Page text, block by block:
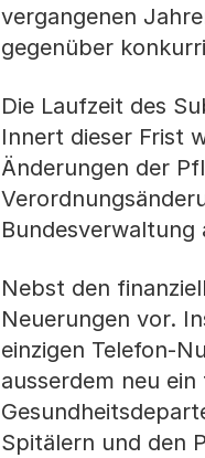
vergangenen
gegenüber
Die Laufzeit des
Innert dieser Frist
Änderungen der
Bundesverwaltung
Nebst den
Neuerungen vor.
einzigen Telefon-
ausserdem neu
Spitälern und den